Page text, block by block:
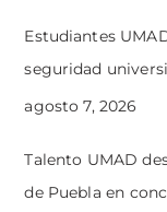
Estudiantes
seguridad
agosto 7, 2026
Talento UMAD
de Puebla en